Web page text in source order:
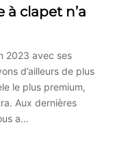
clapet n’a
2023 avec ses
d’ailleurs de plus
le plus premium,
Aux dernières
a…